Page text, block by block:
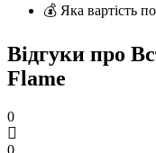
💰 Яка вартість
Відгуки про
Flame
0
0